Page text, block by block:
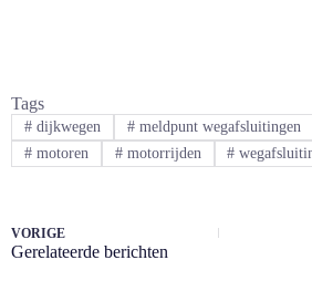
Tags
#dijkwegen #meldpunt wegafsluitingen
#motoren #motorrijden #
VORIGE
Gerelateerde berichten